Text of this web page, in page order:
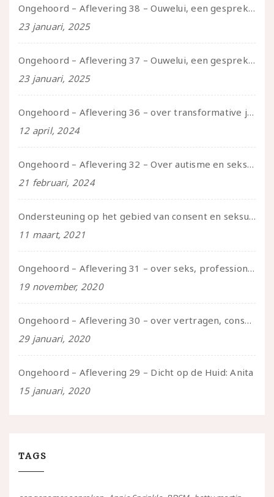
Ongehoord – Aflevering 38 – Ouwelui, een gesprek met vreer over behoefte aan geborgenheid en het behouden van je idealen
23 januari, 2025
Ongehoord – Aflevering 37 – Ouwelui, een gesprek met non over seksualiteit, transitie en ageism
23 januari, 2025
Ongehoord – Aflevering 36 – over transformative justice – in gesprek met Ella en carson
12 april, 2024
Ongehoord – Aflevering 32 – Over autisme en seksualiteit – in gesprek met Roos Reijbroek
21 februari, 2024
Ondersteuning op het gebied van consent en seksualiteit
11 maart, 2021
Ongehoord – Aflevering 31 – over seks, professioneel en persoonlijk, een gesprek met Marije
19 november, 2020
Ongehoord – Aflevering 30 – over vertragen, consent en negatieve gevoelens met Meg-John Barker
29 januari, 2020
Ongehoord – Aflevering 29 – Dicht op de Huid: Anita
15 januari, 2020
TAGS